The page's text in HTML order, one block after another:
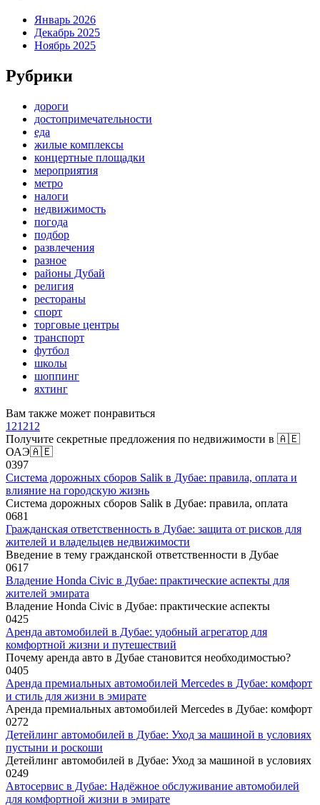
Январь 2026
Декабрь 2025
Ноябрь 2025
Рубрики
дороги
достопримечательности
еда
жилые комплексы
концертные площадки
мероприятия
метро
налоги
недвижимость
погода
подбор
развлечения
разное
районы Дубай
религия
рестораны
спорт
торговые центры
транспорт
футбол
школы
шоппинг
яхтинг
Вам также может понравиться
121212
Получите секретные предложения по недвижимости в 🇦🇪
ОАЭ🇦🇪
0397
Система дорожных сборов Salik в Дубае: правила, оплата и
влияние на городскую жизнь
Система дорожных сборов Salik в Дубае: правила, оплата
0681
Гражданская ответственность в Дубае: защита от рисков для
жителей и владельцев недвижимости
Введение в тему гражданской ответственности в Дубае
0617
Владение Honda Civic в Дубае: практические аспекты для
жителей эмирата
Владение Honda Civic в Дубае: практические аспекты
0425
Аренда автомобилей в Дубае: удобный агрегатор для
комфортной жизни и путешествий
Почему аренда авто в Дубае становится необходимостью?
0405
Аренда премиальных автомобилей Mercedes в Дубае: комфорт
и стиль для жизни в эмирате
Аренда премиальных автомобилей Mercedes в Дубае: комфорт
0272
Детейлинг автомобилей в Дубае: Уход за машиной в условиях
пустыни и роскоши
Детейлинг автомобилей в Дубае: Уход за машиной в условиях
0249
Автосервис в Дубае: Надёжное обслуживание автомобилей
для комфортной жизни в эмирате